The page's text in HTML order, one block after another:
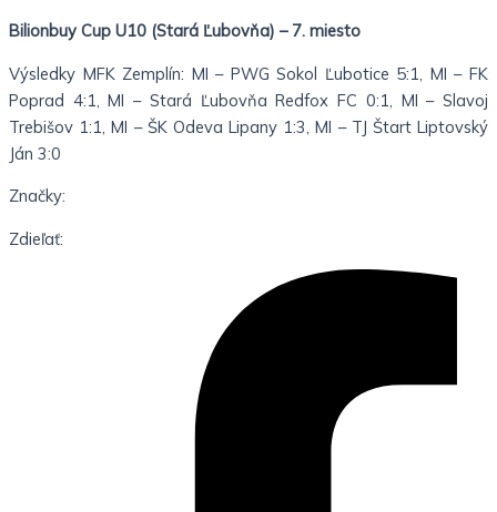
Bilionbuy Cup U10 (Stará Ľubovňa) – 7. miesto
Výsledky MFK Zemplín: MI – PWG Sokol Ľubotice 5:1, MI – FK
Poprad 4:1, MI – Stará Ľubovňa Redfox FC 0:1, MI – Slavoj
Trebišov 1:1, MI – ŠK Odeva Lipany 1:3, MI – TJ Štart Liptovský
Ján 3:0
Značky:
Zdieľať: